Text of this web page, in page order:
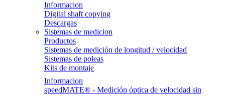
Informacion
Digital shaft copying
Descargas
Sistemas de medicion
Productos
Sistemas de medición de longitud / velocidad
Sistemas de poleas
Kits de montaje
Informacion
speedMATE® - Medición óptica de velocidad sin